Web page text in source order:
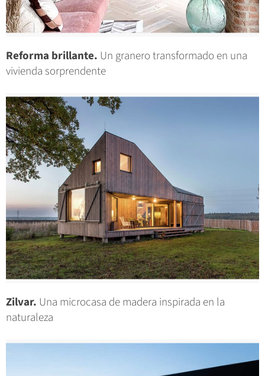
Reforma brillante. Un granero transformado en una
vivienda sorprendente
Zilvar. Una microcasa de madera inspirada en la
naturaleza